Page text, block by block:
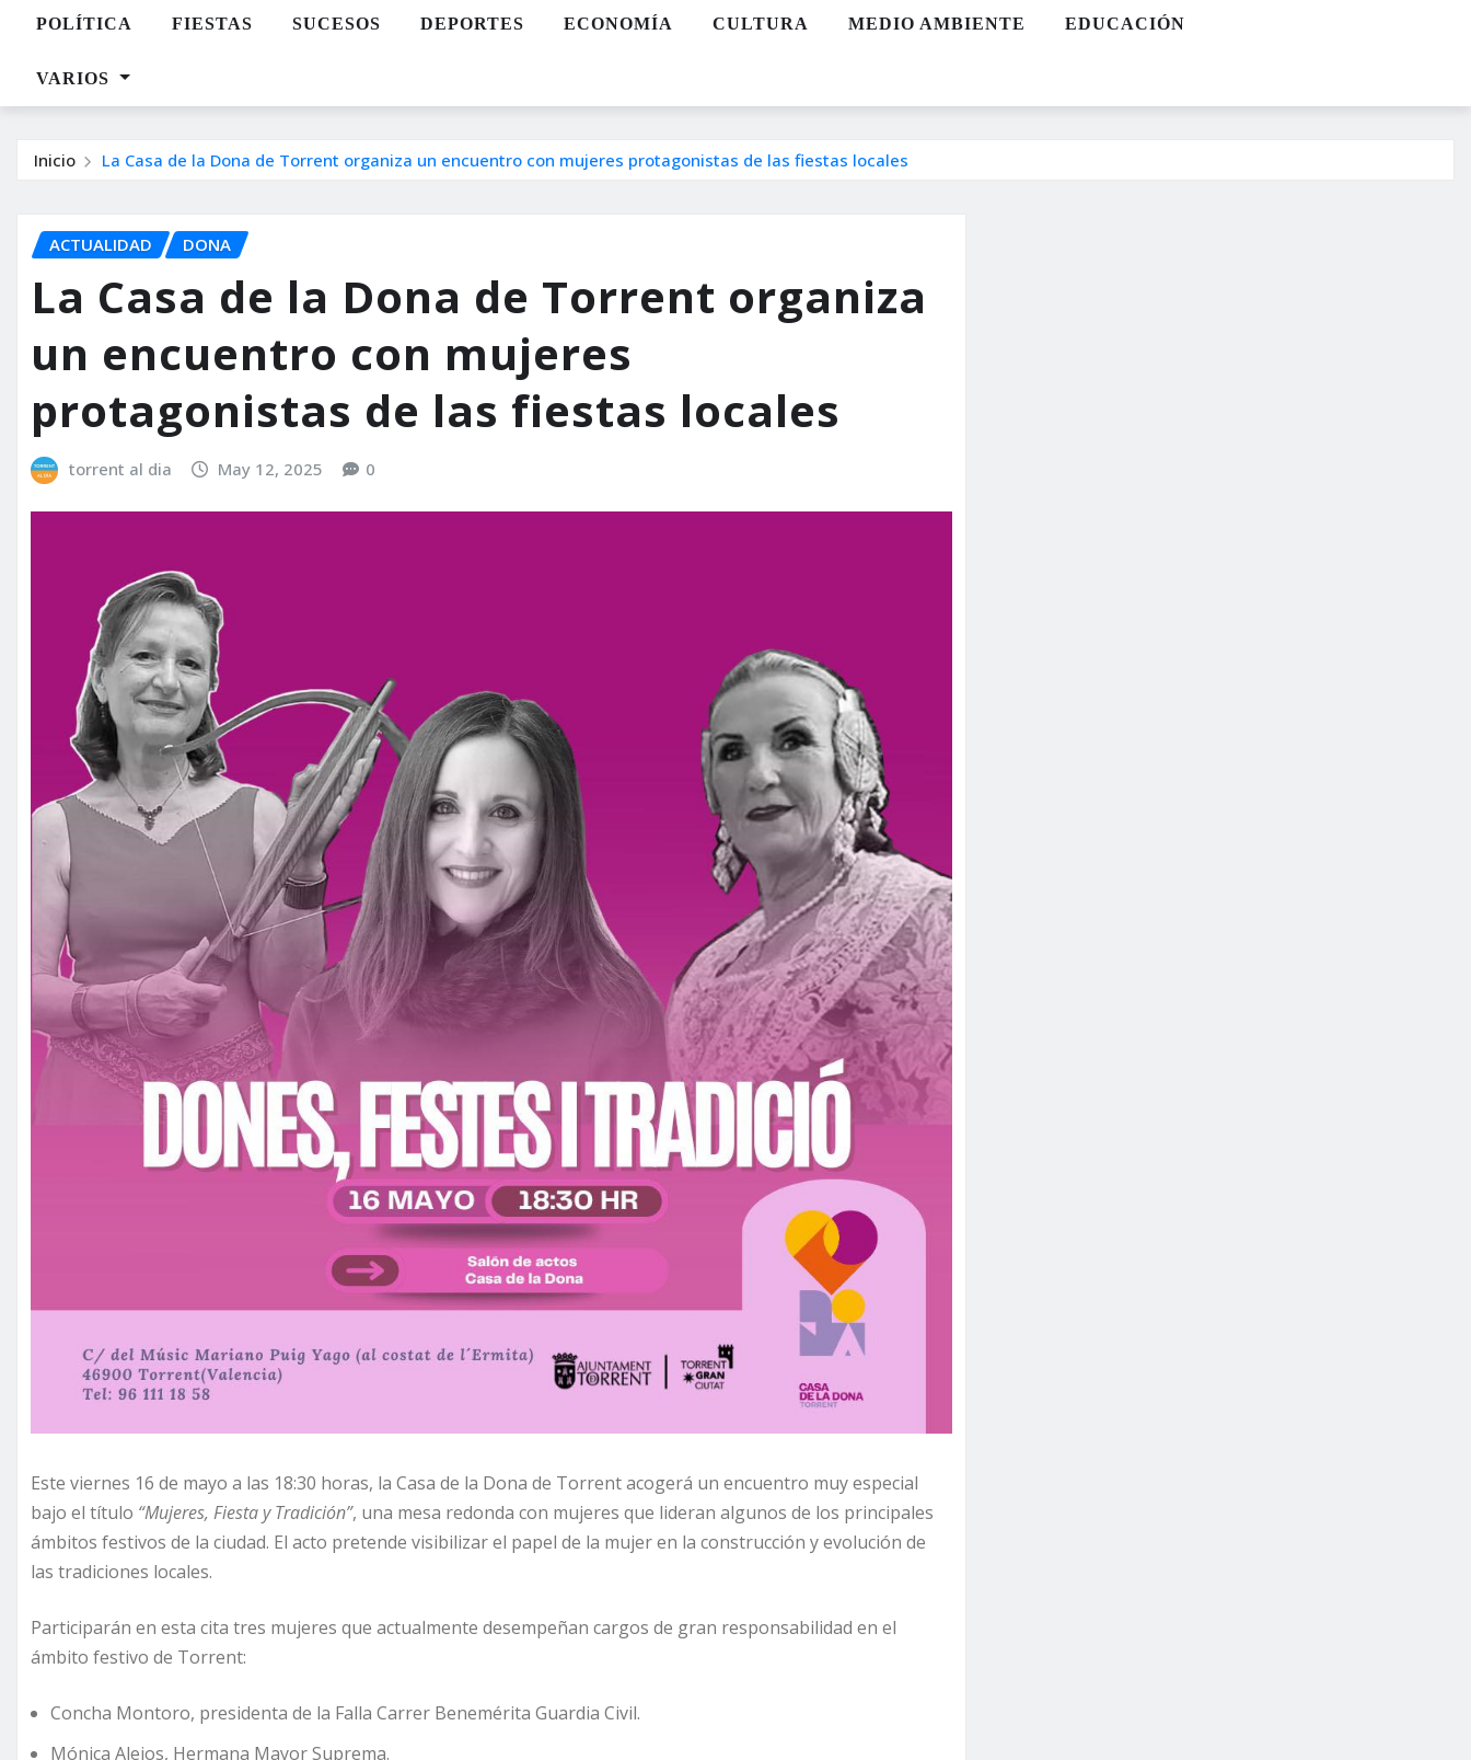
POLÍTICA FIESTAS SUCESOS DEPORTES ECONOMÍA CULTURA MEDIO AMBIENTE EDUCACIÓN
VARIOS
Inicio La Casa de la Dona de Torrent organiza un encuentro con mujeres protagonistas de las fiestas locales
ACTUALIDAD DONA
La Casa de la Dona de Torrent organiza
un encuentro con mujeres
protagonistas de las fiestas locales
torrent al dia May 12, 2025 0
Este viernes 16 de mayo a las 18:30 horas, la Casa de la Dona de Torrent acogerá un encuentro muy especial
bajo el título “Mujeres, Fiesta y Tradición”, una mesa redonda con mujeres que lideran algunos de los principales
ámbitos festivos de la ciudad. El acto pretende visibilizar el papel de la mujer en la construcción y evolución de
las tradiciones locales.
Participarán en esta cita tres mujeres que actualmente desempeñan cargos de gran responsabilidad en el
ámbito festivo de Torrent:
Concha Montoro, presidenta de la Falla Carrer Benemérita Guardia Civil.
Mónica Alejos, Hermana Mayor Suprema.